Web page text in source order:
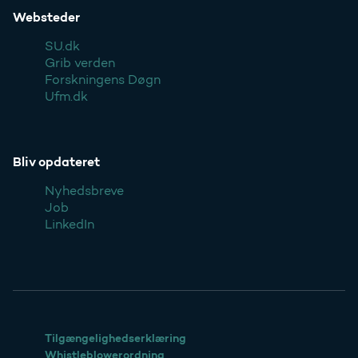
Websteder
SU.dk
Grib verden
Forskningens Døgn
Ufm.dk
Bliv opdateret
Nyhedsbreve
Job
LinkedIn
Tilgængelighedserklæring
Whistleblowerordning